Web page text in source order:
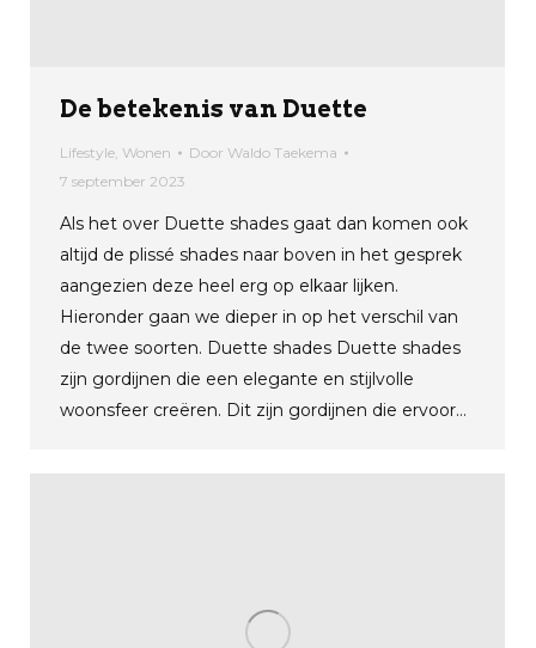
De betekenis van Duette
Lifestyle Wonen Door Waldo Taekema
7 september 2023
Als het over Duette shades gaat dan komen ook
altijd de plissé shades naar boven in het gesprek
aangezien deze heel erg op elkaar lijken.
Hieronder gaan we dieper in op het verschil van
de twee soorten. Duette shades Duette shades
zijn gordijnen die een elegante en stijlvolle
woonsfeer creëren. Dit zijn gordijnen die ervoor…